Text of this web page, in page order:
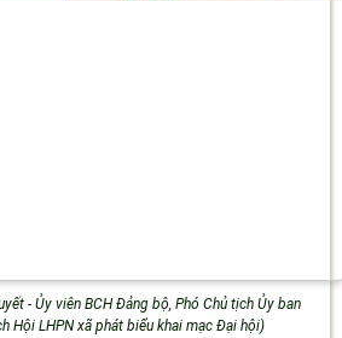
- Ủy viên BCH Đảng bộ, Phó Chủ tịch Ủy ban
Hội LHPN xã phát biểu khai mạc Đại hội)